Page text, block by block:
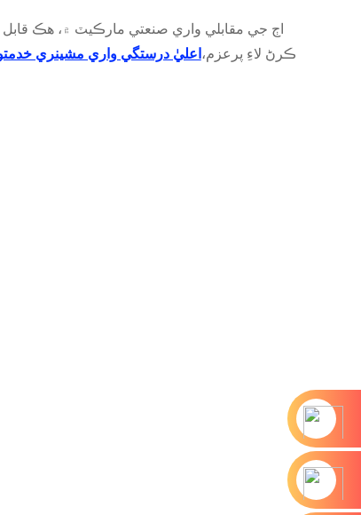
اڄ جي مقابلي واري صنعتي مارڪيٽ ۾، هڪ قابل
ڪرڻ لاءِ پرعزم، اعليٰ درستگي واري مشينري